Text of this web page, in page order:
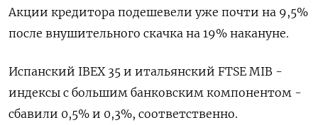
Акции кредитора подешевели уже почти на 9,5%
после внушительного скачка на 19% накануне.
Испанский IBEX 35 и итальянский FTSE MIB -
индексы с большим банковским компонентом -
сбавили 0,5% и 0,3%, соответственно.